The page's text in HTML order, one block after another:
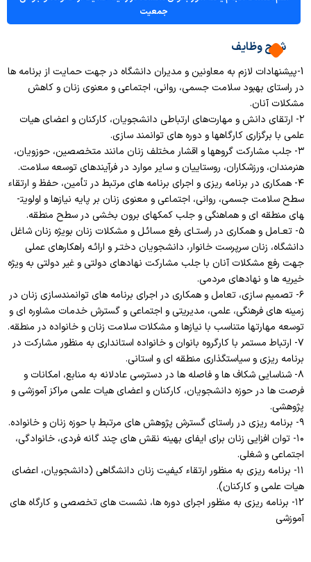
جمعیت
شرح وظایف
1-پیشنهادات لازم به معاونین و مدیران دانشگاه در جهت حمایت از برنامه­ ها
در راستای بهبود سلامت جسمی، روانی، اجتماعی و معنوی زنان و کاهش
مشکلات آنان.
۲- ارتقای دانش و مهارت‌های ارتباطی دانشجویان، کارکنان و اعضای هیات
علمی با برگزاری کارگاهها و دوره های توانمند سازی.
۳- جلب مشارکت گروهها و اقشار مختلف زنان مانند متخصصین، حوزویان،
هنرمندان، ورزشکاران، روستاییان و سایر موارد در فرآیندهای توسعه سلامت.
۴- همکاری در برنامه­ ریزی و اجرای برنامه­ های مرتبط در تأمین، حفظ و ارتقاء
سطح سلامت جسمی، روانی، اجتماعی و معنوی زنان بر پایه نیازها و اولویت­
های منطقه ­ای و هماهنگی و جلب کمک­های برون بخشی در سطح منطقه.
۵- تعـامل و همکاری در راستـای رفع مسائـل و مشکلات زنان بویژه زنان شاغل
دانشگاه، زنان سرپرست خانوار، دانشجویان دختـر و ارائـه راه­کارهای عملی
جهت رفع مشکلات آنان با جلب مشارکت نهادهای دولتی و غیر دولتی به ویژه
خیریه ­ها و نهادهای مردمی.
۶- تصمیم سازی، تعامل و همکاری در اجرای برنامه­ های توانمندسازی زنان در
زمینه­ های فرهنگی، علمی، مدیریتی و اجتماعی و گسترش خدمات مشاوره ­ای و
توسعه مهارتها متناسب با نیازها و مشکلات سلامت زنان و خانواده در منطقه.
۷- ارتباط مستمر با کارگروه بانوان و خانواده استانداری به منظور مشارکت در
برنامه ­ریزی و سیاستگذاری منطقه­ ای و استانی.
۸- شناسایی شکاف ها و فاصله ها در دسترسی عادلانه به منابع، امکانات و
فرصت ها در حوزه دانشجویان، کارکنان و اعضای هیات علمی مراکز آموزشی و
پژوهشی.
۹- برنامه ریزی در راستای گسترش پژوهش های مرتبط با حوزه زنان و خانواده.
۱۰- توان افزایی زنان برای ایفای بهینه نقش های چند گانه فردی، خانوادگی،
اجتماعی و شغلی.
۱۱- برنامه ریزی به منظور ارتقاء کیفیت زنان دانشگاهی (دانشجویان، اعضای
هیات علمی و کارکنان).
۱2- برنامه ریزی به منظور اجرای دوره ها، نشست های تخصصی و کارگاه های
آموزشی